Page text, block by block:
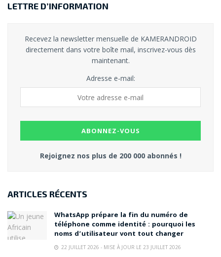
LETTRE D’INFORMATION
Recevez la newsletter mensuelle de KAMERANDROID
directement dans votre boîte mail, inscrivez-vous dès
maintenant.
Adresse e-mail:
Rejoignez nos plus de 200 000 abonnés !
ARTICLES RÉCENTS
WhatsApp prépare la fin du numéro de
téléphone comme identité : pourquoi les
noms d’utilisateur vont tout changer
22 JUILLET 2026 - MISE À JOUR LE 23 JUILLET 2026